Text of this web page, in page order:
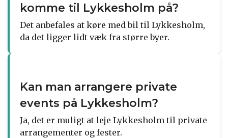
komme til Lykkesholm på?
Det anbefales at køre med bil til Lykkesholm,
da det ligger lidt væk fra større byer.
Kan man arrangere private
events på Lykkesholm?
Ja, det er muligt at leje Lykkesholm til private
arrangementer og fester.